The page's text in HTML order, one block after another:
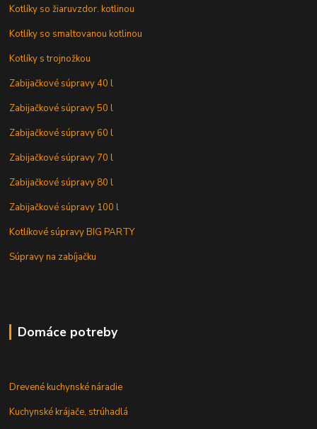
Kotlíky so žiaruvzdor. kotlinou
Kotlíky so smaltovanou kotlinou
Kotlíky s trojnožkou
Zabijačkové súpravy 40 l
Zabijačkové súpravy 50 l
Zabijačkové súpravy 60 l
Zabijačkové súpravy 70 l
Zabijačkové súpravy 80 l
Zabijačkové súpravy 100 l
Kotlíkové súpravy BIG PARTY
Súpravy na zabíjačku
Domáce potreby
Drevené kuchynské náradie
Kuchynské krájače, strúhadlá